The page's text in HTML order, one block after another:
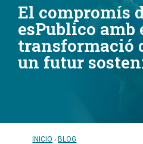
El compromís
esPublico amb
transformació
un futur
INICIO BLOG